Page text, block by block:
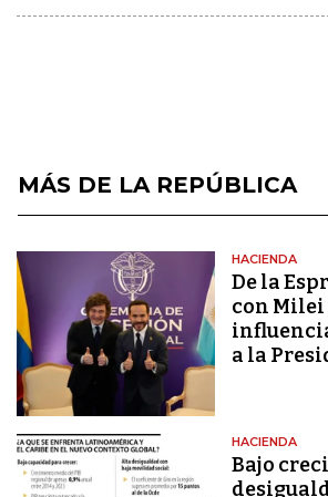
MÁS DE LA REPÚBLICA
HACIENDA
De la
con Milei
a la
HACIENDA
Bajo